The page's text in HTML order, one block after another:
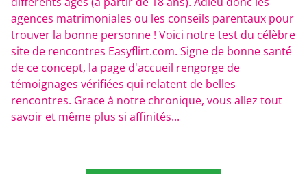
agences matrimoniales ou les conseils parentaux pour
trouver la bonne personne ! Voici notre test du célèbre
site de rencontres Easyflirt.com. Signe de bonne santé
de ce concept, la page d'accueil rengorge de
témoignages vérifiées qui relatent de belles
rencontres. Grace à notre chronique, vous allez tout
savoir et même plus si affinités...